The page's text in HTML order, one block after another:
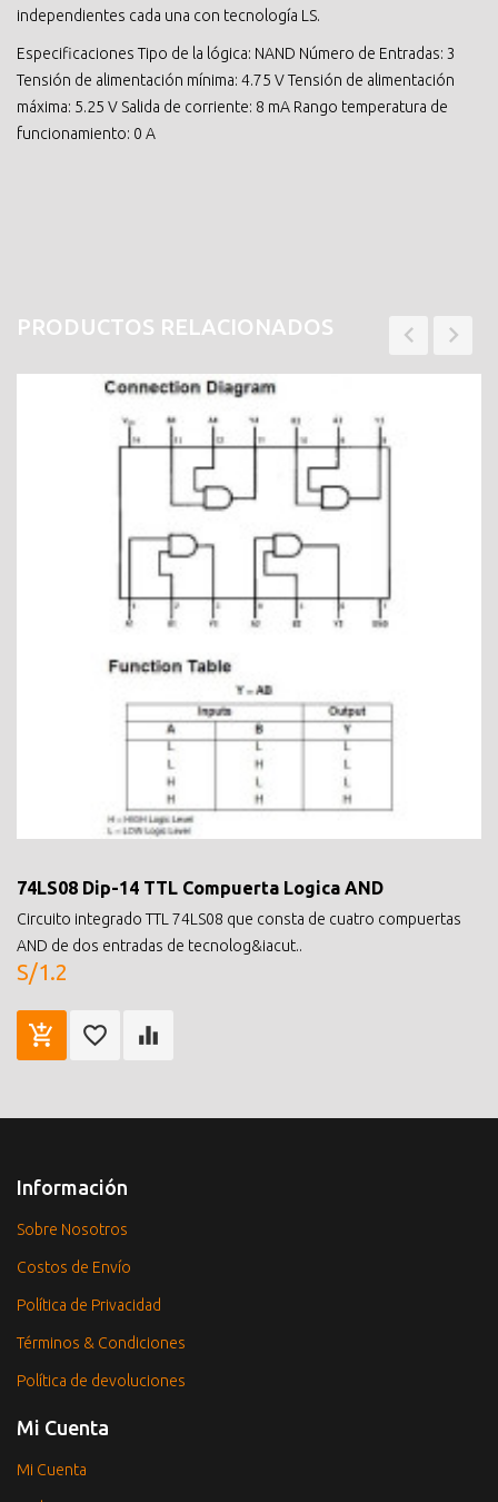
independientes cada una con tecnología LS.
Especificaciones Tipo de la lógica: NAND Número de Entradas: 3
Tensión de alimentación mínima: 4.75 V Tensión de alimentación
máxima: 5.25 V Salida de corriente: 8 mA Rango temperatura de
funcionamiento: 0 A
PRODUCTOS RELACIONADOS
74LS08 Dip-14 TTL Compuerta Logica AND
Circuito integrado TTL 74LS08 que consta de cuatro compuertas
AND de dos entradas de tecnolog&iacut..
S/1.2
Información
Sobre Nosotros
Costos de Envío
Política de Privacidad
Términos & Condiciones
Política de devoluciones
Mi Cuenta
Mi Cuenta